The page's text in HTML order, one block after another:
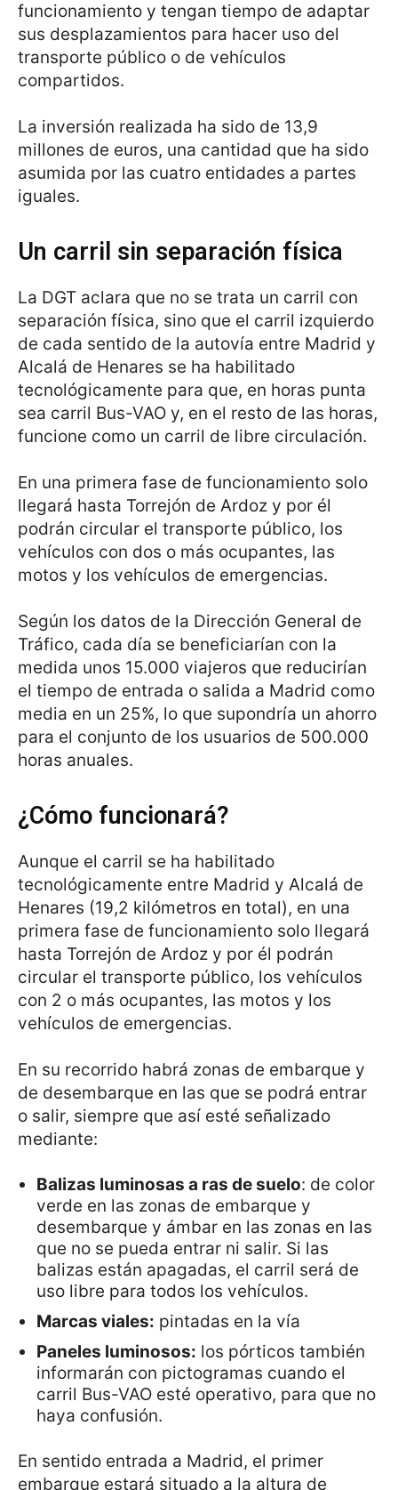
funcionamiento y tengan tiempo de adaptar
sus desplazamientos para hacer uso del
transporte público o de vehículos
compartidos.
La inversión realizada ha sido de 13,9
millones de euros, una cantidad que ha sido
asumida por las cuatro entidades a partes
iguales.
Un carril sin separación física
La DGT aclara que no se trata un carril con
separación física, sino que el carril izquierdo
de cada sentido de la autovía entre Madrid y
Alcalá de Henares se ha habilitado
tecnológicamente para que, en horas punta
sea carril Bus-VAO y, en el resto de las horas,
funcione como un carril de libre circulación.
En una primera fase de funcionamiento solo
llegará hasta Torrejón de Ardoz y por él
podrán circular el transporte público, los
vehículos con dos o más ocupantes, las
motos y los vehículos de emergencias.
Según los datos de la Dirección General de
Tráfico, cada día se beneficiarían con la
medida unos 15.000 viajeros que reducirían
el tiempo de entrada o salida a Madrid como
media en un 25%, lo que supondría un ahorro
para el conjunto de los usuarios de 500.000
horas anuales.
¿Cómo funcionará?
Aunque el carril se ha habilitado
tecnológicamente entre Madrid y Alcalá de
Henares (19,2 kilómetros en total), en una
primera fase de funcionamiento solo llegará
hasta Torrejón de Ardoz y por él podrán
circular el transporte público, los vehículos
con 2 o más ocupantes, las motos y los
vehículos de emergencias.
En su recorrido habrá zonas de embarque y
de desembarque en las que se podrá entrar
o salir, siempre que así esté señalizado
mediante:
Balizas luminosas a ras de suelo: de color
verde en las zonas de embarque y
desembarque y ámbar en las zonas en las
que no se pueda entrar ni salir. Si las
balizas están apagadas, el carril será de
uso libre para todos los vehículos.
Marcas viales: pintadas en la vía
Paneles luminosos: los pórticos también
informarán con pictogramas cuando el
carril Bus-VAO esté operativo, para que no
haya confusión.
En sentido entrada a Madrid, el primer
embarque estará situado a la altura de